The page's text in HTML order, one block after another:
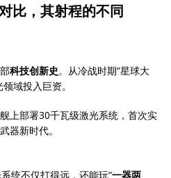
比，其射程的不同
科技创新史。从冷战时期“星球大
域投入巨资。
上部署30千瓦级激光系统，首次实
器新时代。
统不仅打得远，还能玩“一器两